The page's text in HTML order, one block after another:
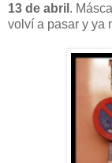
13 de abril .
volví a pasar y ya